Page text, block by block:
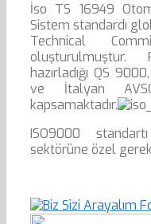
İso TS 16949
Sistem standardı
Technical
oluşturulmuştur.
hazırladığı QS
ve İtalyan
kapsamaktadır.
ISO9000
sektörüne özel